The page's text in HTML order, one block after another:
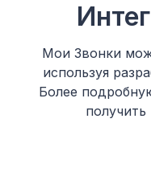
Мои Звонки
используя
Более
получить